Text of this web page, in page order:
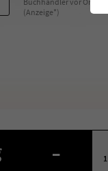
(Anzeige*)
-
1